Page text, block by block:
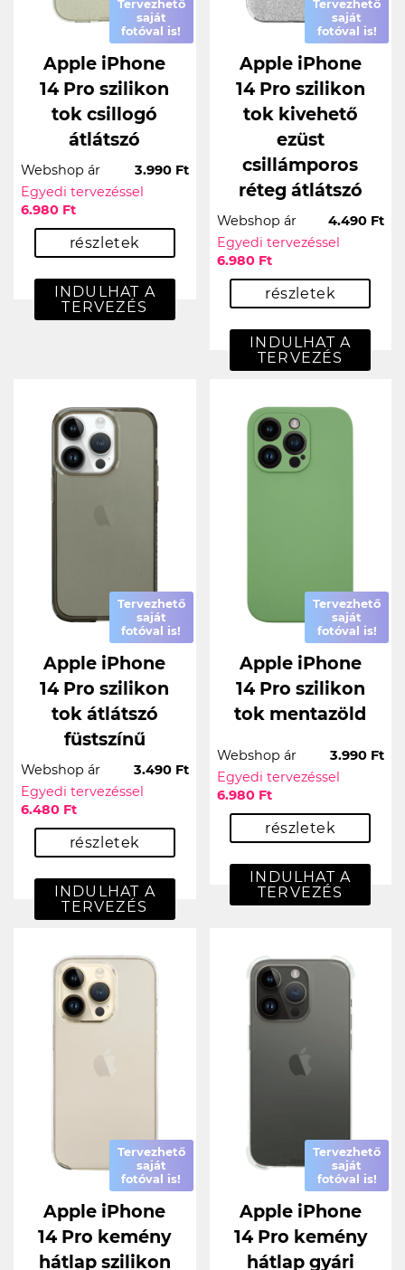
Tervezhető
saját
fotóval is!
Apple iPhone
14 Pro szilikon
tok csillogó
átlátszó
Webshop ár
3.990 Ft
Egyedi tervezéssel
6.980 Ft
részletek
INDULHAT A
TERVEZÉS
Tervezhető
saját
fotóval is!
Apple iPhone
14 Pro szilikon
tok kivehető
ezüst
csillámporos
réteg átlátszó
Webshop ár
4.490 Ft
Egyedi tervezéssel
6.980 Ft
részletek
INDULHAT A
TERVEZÉS
Tervezhető
saját
fotóval is!
Apple iPhone
14 Pro szilikon
tok átlátszó
füstszínű
Webshop ár
3.490 Ft
Egyedi tervezéssel
6.480 Ft
részletek
INDULHAT A
TERVEZÉS
Tervezhető
saját
fotóval is!
Apple iPhone
14 Pro szilikon
tok mentazöld
Webshop ár
3.990 Ft
Egyedi tervezéssel
6.980 Ft
részletek
INDULHAT A
TERVEZÉS
Tervezhető
saját
fotóval is!
Apple iPhone
14 Pro kemény
hátlap szilikon
Tervezhető
saját
fotóval is!
Apple iPhone
14 Pro kemény
hátlap gyári